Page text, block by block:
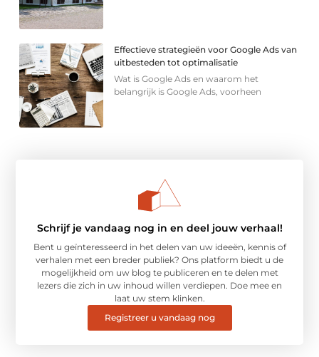
Effectieve strategieën voor Google Ads van
uitbesteden tot optimalisatie
Wat is Google Ads en waarom het
belangrijk is Google Ads, voorheen
Schrijf je vandaag nog in en deel jouw verhaal!
Bent u geïnteresseerd in het delen van uw ideeën, kennis of
verhalen met een breder publiek? Ons platform biedt u de
mogelijkheid om uw blog te publiceren en te delen met
lezers die zich in uw inhoud willen verdiepen. Doe mee en
laat uw stem klinken.
Registreer u vandaag nog